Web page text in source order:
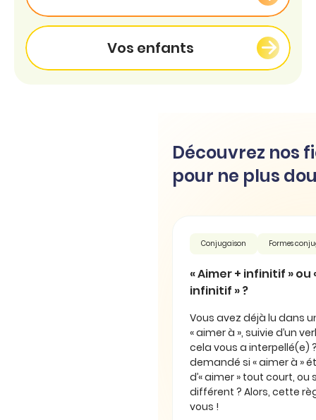
Vos enfants
Découvrez nos
pour ne plus
Conjugaison Formes
« Aimer + infinitif » ou
infinitif » ?
Vous avez déjà lu dans
« aimer à », suivie d’un
cela vous a interpellé(e)
demandé si « aimer à »
d’« aimer » tout court, ou
différent ? Alors, cette
vous !